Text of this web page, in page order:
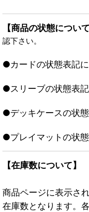
【商品の状態について
認下さい。
●カードの状態表記
●スリーブの状態表
●デッキケースの状
●プレイマットの状
【在庫数について】
商品ページに表示さ
在庫数となります。